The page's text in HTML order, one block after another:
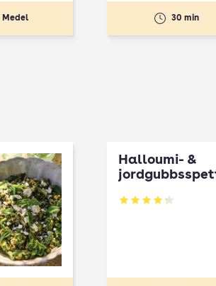
Medel 30 min
Halloumi- &
Betyg: 4.3 av 5